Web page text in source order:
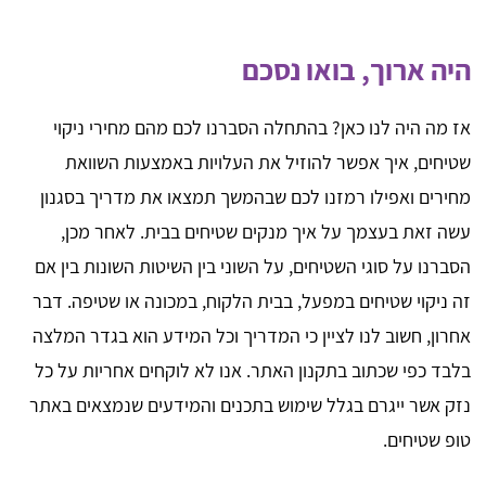
היה ארוך, בואו נסכם
אז מה היה לנו כאן? בהתחלה הסברנו לכם מהם מחירי ניקוי
שטיחים, איך אפשר להוזיל את העלויות באמצעות השוואת
מחירים ואפילו רמזנו לכם שבהמשך תמצאו את מדריך בסגנון
עשה זאת בעצמך על איך מנקים שטיחים בבית. לאחר מכן,
הסברנו על סוגי השטיחים, על השוני בין השיטות השונות בין אם
זה ניקוי שטיחים במפעל, בבית הלקוח, במכונה או שטיפה. דבר
אחרון, חשוב לנו לציין כי המדריך וכל המידע הוא בגדר המלצה
בלבד כפי שכתוב בתקנון האתר. אנו לא לוקחים אחריות על כל
נזק אשר ייגרם בגלל שימוש בתכנים והמידעים שנמצאים באתר
טופ שטיחים.